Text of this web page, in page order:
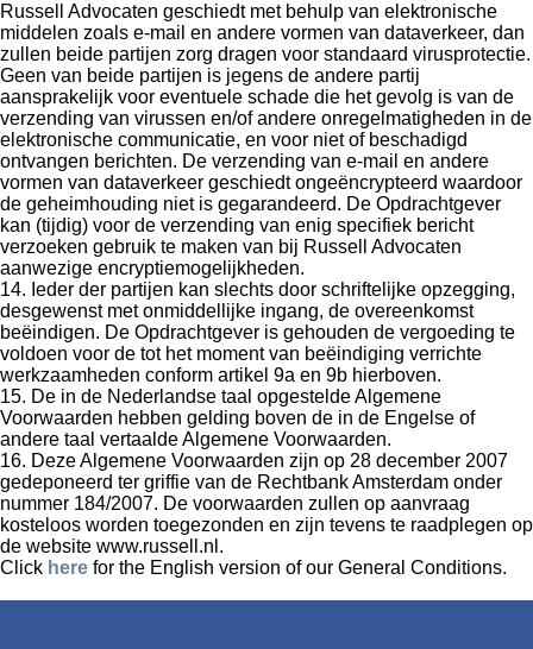
Russell Advocaten geschiedt met behulp van elektronische
middelen zoals e-mail en andere vormen van dataverkeer, dan
zullen beide partijen zorg dragen voor standaard virusprotectie.
Geen van beide partijen is jegens de andere partij
aansprakelijk voor eventuele schade die het gevolg is van de
verzending van virussen en/of andere onregelmatigheden in de
elektronische communicatie, en voor niet of beschadigd
ontvangen berichten. De verzending van e-mail en andere
vormen van dataverkeer geschiedt ongeëncrypteerd waardoor
de geheimhouding niet is gegarandeerd. De Opdrachtgever
kan (tijdig) voor de verzending van enig specifiek bericht
verzoeken gebruik te maken van bij Russell Advocaten
aanwezige encryptiemogelijkheden.
14. Ieder der partijen kan slechts door schriftelijke opzegging,
desgewenst met onmiddellijke ingang, de overeenkomst
beëindigen. De Opdrachtgever is gehouden de vergoeding te
voldoen voor de tot het moment van beëindiging verrichte
werkzaamheden conform artikel 9a en 9b hierboven.
15. De in de Nederlandse taal opgestelde Algemene
Voorwaarden hebben gelding boven de in de Engelse of
andere taal vertaalde Algemene Voorwaarden.
16. Deze Algemene Voorwaarden zijn op 28 december 2007
gedeponeerd ter griffie van de Rechtbank Amsterdam onder
nummer 184/2007. De voorwaarden zullen op aanvraag
kosteloos worden toegezonden en zijn tevens te raadplegen op
de website www.russell.nl.
Click here for the English version of our General Conditions.